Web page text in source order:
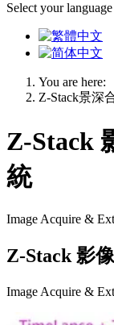
Select your language
You are here:
Z-Stack景深
Z-Stack
統
Image Acquire &
Z-Stack 影
Image Acquire &